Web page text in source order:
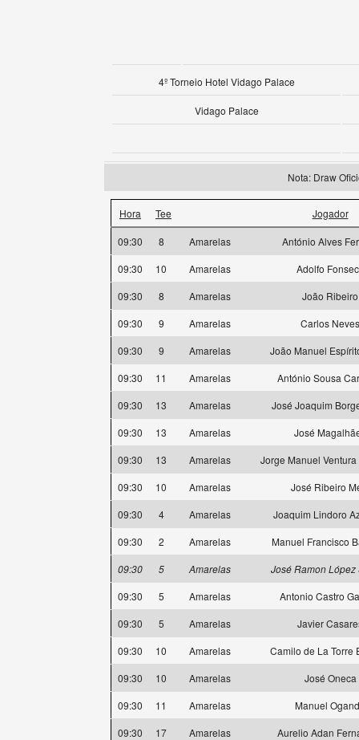
4º Torneio Hotel Vidago Palace
Vidago Palace
Nota: Draw
Hora Tee Jogador
09:30 8 Amarelas
António Alves
09:30
10 Amarelas
Adolfo
09:30
8 Amarelas
João Ribeiro
09:30
9 Amarelas
Carlos Neves
09:30
9 Amarelas
João Manuel
09:30
11 Amarelas
António Sousa
09:30
13 Amarelas
José Joaquim
09:30
13 Amarelas
José
09:30
13 Amarelas
Jorge Manuel
09:30
10 Amarelas
José Ribeiro
09:30
4 Amarelas
Joaquim Lindoro
09:30
2 Amarelas
Manuel Francisco
09:30
5 Amarelas
José Ramon López
09:30
5 Amarelas
Antonio Castro
09:30
5 Amarelas
Javier
09:30
10 Amarelas
Camilo de La Torre
09:30
10 Amarelas
José Oneca
09:30
11 Amarelas
Manuel
09:30
17 Amarelas
Aurelio Adan